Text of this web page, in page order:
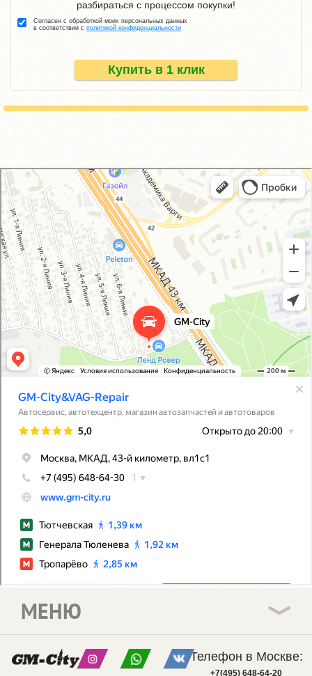
Купить в 1 клик
разбираться с процессом покупки!
Согласен с обработкой моих персональных данных
в соответствии с политикой конфиденциальности
GM-City&VAG-Repair
Автосервис, автотехцентр в Москве
Магазин автозапчастей и автотоваров в Москве
МЕНЮ
Телефон в Москве:
+7(495) 648-64-20